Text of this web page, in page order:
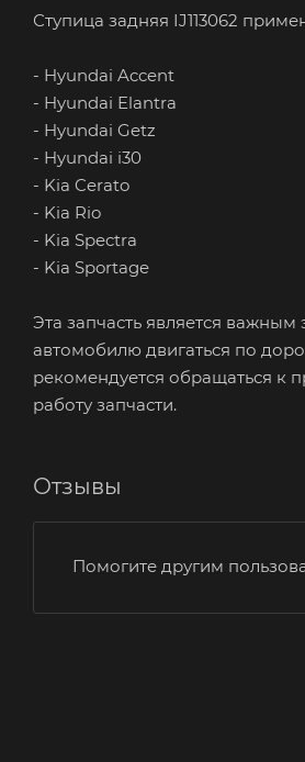
Ступица задняя IJ113062
- Hyundai Accent
- Hyundai Elantra
- Hyundai Getz
- Hyundai i30
- Kia Cerato
- Kia Rio
- Kia Spectra
- Kia Sportage
Эта запчасть является
автомобилю двигаться по
рекомендуется обращаться к
работу запчасти.
Отзывы
Помогите другим